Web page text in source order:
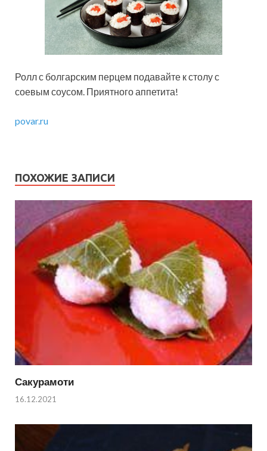
Ролл с болгарским перцем подавайте к столу с
соевым соусом. Приятного аппетита!
povar.ru
ПОХОЖИЕ ЗАПИСИ
Сакурамоти
16.12.2021